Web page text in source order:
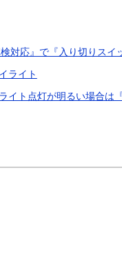
対応』で『入り切りスイ
ライト
イト点灯が明るい場合は